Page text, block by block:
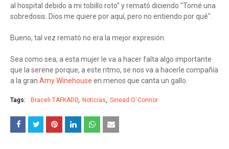
al hospital debido a mi tobillo roto" y remató diciendo "Tomé una
sobredosis. Dios me quiere por aquí, pero no entiendo por qué".
Bueno, tal vez remató no era la mejor expresión.
Sea como sea, a esta mujer le va a hacer falta algo importante
que la serene porque, a este ritmo, se nos va a hacerle compañía
a la gran Amy Winehouse en menos que canta un gallo.
Tags: Braceli TAFKADD Noticias Sinead O´Connor